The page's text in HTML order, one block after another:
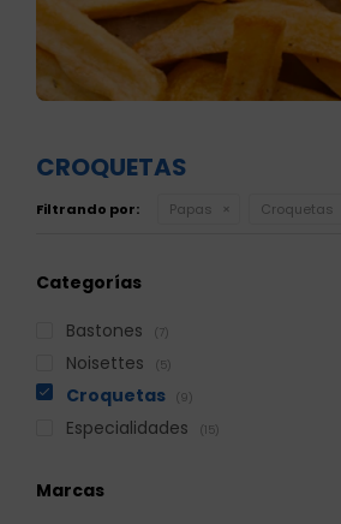
CROQUETAS
Filtrando por: Papas Croquetas
Categorías
Bastones
(7)
Noisettes (5)
Croquetas (9)
Especialidades (15)
Marcas